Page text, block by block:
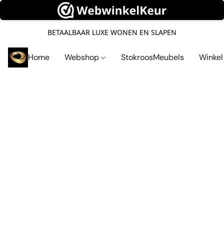
BETAALBAAR LUXE WONEN EN SLAPEN
Home Webshop StokroosMeubels